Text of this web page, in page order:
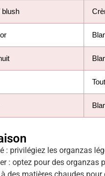
blush
: privilégiez les organzas
: optez pour des organzas
des matières chaudes